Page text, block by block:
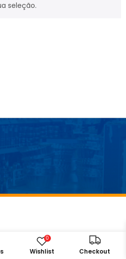
0
Wishlist Checkout
seleção.